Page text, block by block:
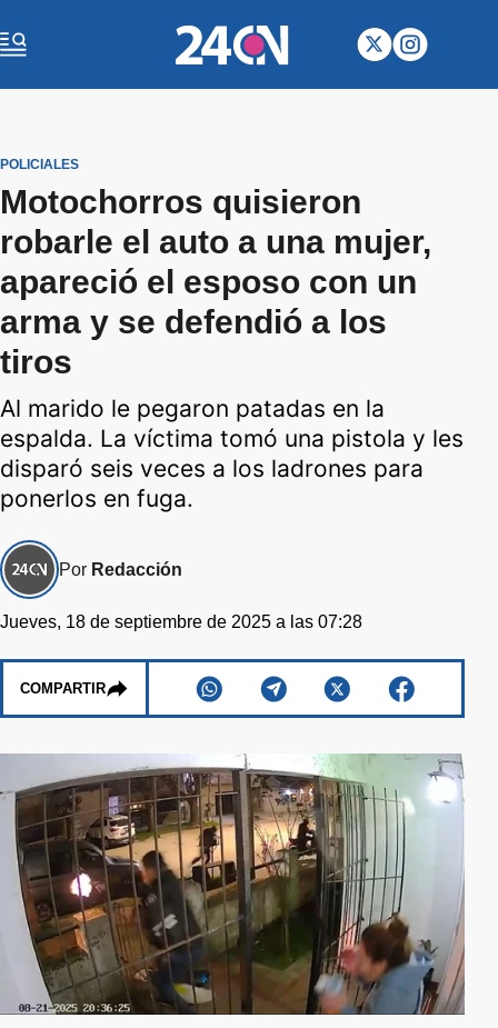
POLICIALES
Motochorros quisieron
robarle el auto a una mujer,
apareció el esposo con un
arma y se defendió a los
tiros
Al marido le pegaron patadas en la
espalda. La víctima tomó una pistola y les
disparó seis veces a los ladrones para
ponerlos en fuga.
Por Redacción
Jueves, 18 de septiembre de 2025 a las 07:28
COMPARTIR